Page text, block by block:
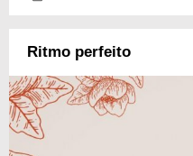
Ritmo perfeito